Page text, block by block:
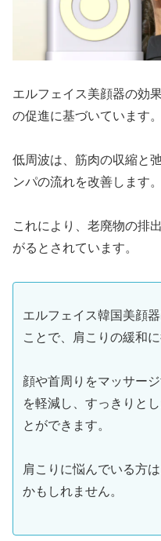
エルフェイス美顔器の効
の促進に基づいています。
低周波は、筋肉の収縮と
ンパの流れを改善します。
これにより、老廃物の排
がるとされています。
エルフェイス韓国美顔
ことで、肩こりの緩和
顔や首周りをマッサー
を軽減し、すっきりと
とができます。
肩こりに悩んでいる方
かもしれません。